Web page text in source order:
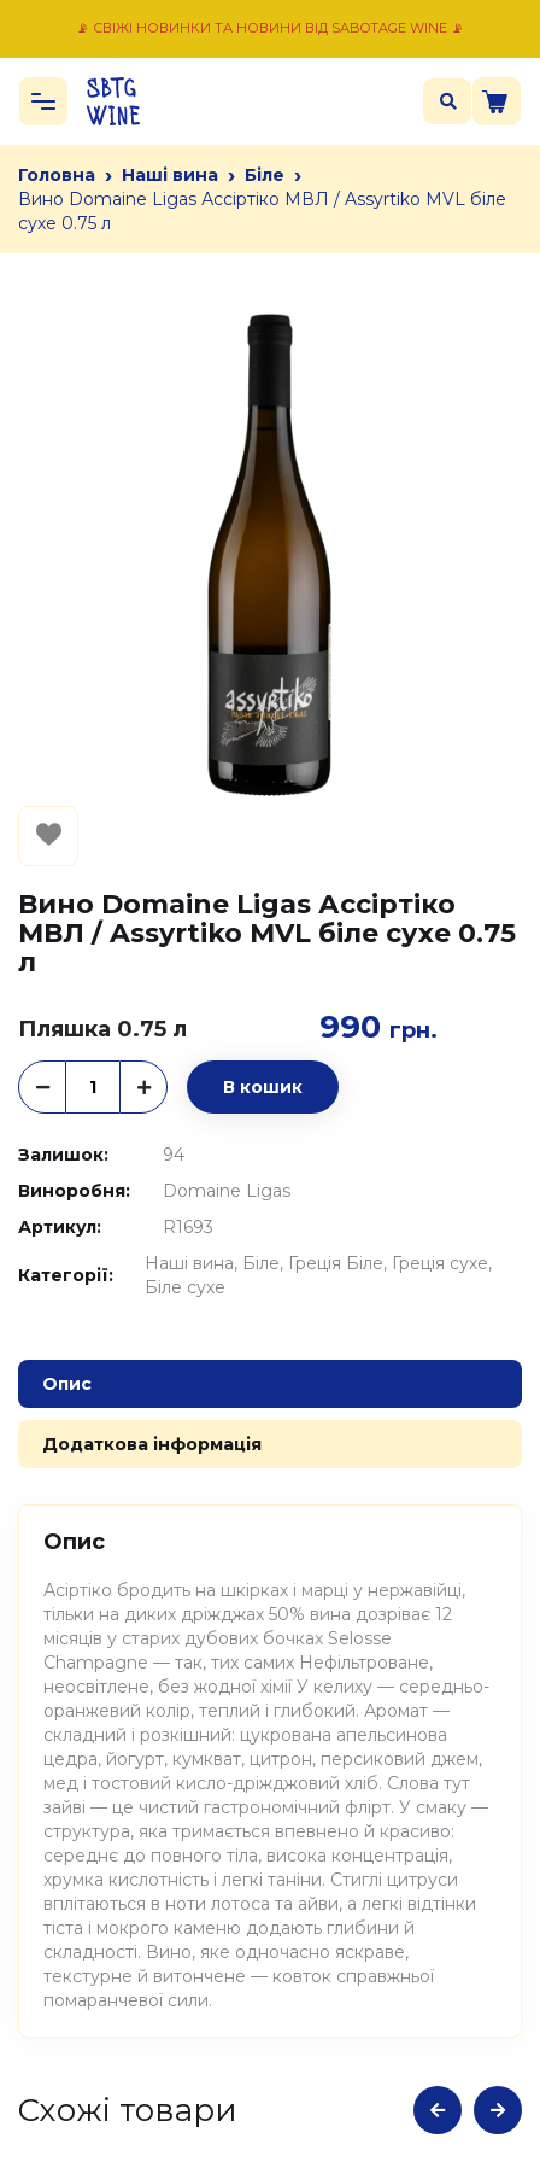
📡 СВІЖІ НОВИНКИ ТА НОВИНИ ВІД SABOTAGE WINE 📡
Головна › Наші вина › Біле ›
Вино Domaine Ligas Ассіртіко МВЛ / Assyrtiko MVL біле
сухе 0.75 л
Вино Domaine Ligas Ассіртіко
МВЛ / Assyrtiko MVL біле сухе 0.75
л
Пляшка 0.75 л 990 грн.
В кошик
Залишок:
94
Виноробня:
Domaine Ligas
Артикул:
R1693
Категорії:
Наші вина Біле Греція Біле Греція сухе
Біле сухе
Опис
Додаткова інформація
Опис
Асіртіко бродить на шкірках і марці у нержавійці,
тільки на диких дріжджах 50% вина дозріває 12
місяців у старих дубових бочках Selosse
Champagne — так, тих самих Нефільтроване,
неосвітлене, без жодної хімії У келиху — середньо-
оранжевий колір, теплий і глибокий. Аромат —
складний і розкішний: цукрована апельсинова
цедра, йогурт, кумкват, цитрон, персиковий джем,
мед і тостовий кисло-дріжджовий хліб. Слова тут
зайві — це чистий гастрономічний флірт. У смаку —
структура, яка тримається впевнено й красиво:
середнє до повного тіла, висока концентрація,
хрумка кислотність і легкі таніни. Стиглі цитруси
вплітаються в ноти лотоса та айви, а легкі відтінки
тіста і мокрого каменю додають глибини й
складності. Вино, яке одночасно яскраве,
текстурне й витончене — ковток справжньої
помаранчевої сили.
Атрибути
Cхожі товари